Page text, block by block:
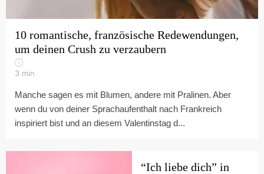
10 romantische, französische Redewendungen,
um deinen Crush zu verzaubern
3 min
Manche sagen es mit Blumen, andere mit Pralinen. Aber
wenn du von deiner Sprachaufenthalt nach Frankreich
inspiriert bist und an diesem Valentinstag d...
“Ich liebe dich” in